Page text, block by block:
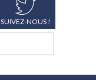
SUIVEZ-NOUS !